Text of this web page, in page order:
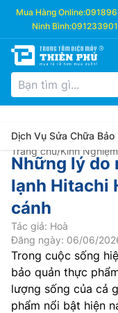
Mua Hàng Online:
Ninh Bình:
Dịch Vụ Sửa Chữa Bảo
Trang chủ/Kinh
Những lý do
lạnh Hitachi
cánh
Tác giả: Hoà
Đăng ngày: 06/06/
Trong cuộc sống
bảo quản thực
lượng sống của cả
phẩm nổi bật hiện